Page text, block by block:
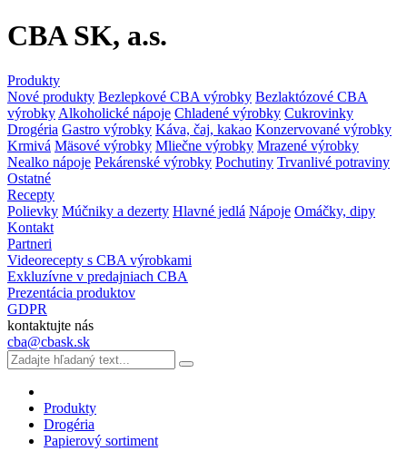
CBA SK, a.s.
Produkty
Nové produkty Bezlepkové CBA výrobky Bezlaktózové CBA
výrobky Alkoholické nápoje Chladené výrobky Cukrovinky
Drogéria Gastro výrobky Káva, čaj, kakao Konzervované výrobky
Krmivá Mäsové výrobky Mliečne výrobky Mrazené výrobky
Nealko nápoje Pekárenské výrobky Pochutiny Trvanlivé potraviny
Ostatné
Recepty
Polievky Múčniky a dezerty Hlavné jedlá Nápoje Omáčky, dipy
Kontakt
Partneri
Videorecepty s CBA výrobkami
Exkluzívne v predajniach CBA
Prezentácia produktov
GDPR
kontaktujte nás
cba@cbask.sk
Produkty
Drogéria
Papierový sortiment